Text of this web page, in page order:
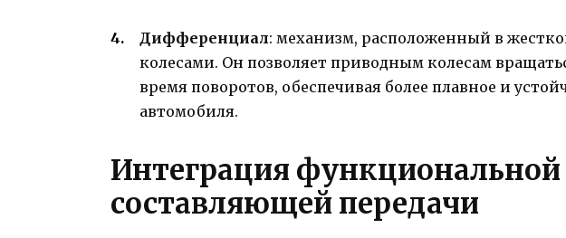
Дифференциал: механизм, расположенный в
колесами. Он позволяет приводным колесам
время поворотов, обеспечивая более плавное и
автомобиля.
Интеграция функциональной
составляющей передачи